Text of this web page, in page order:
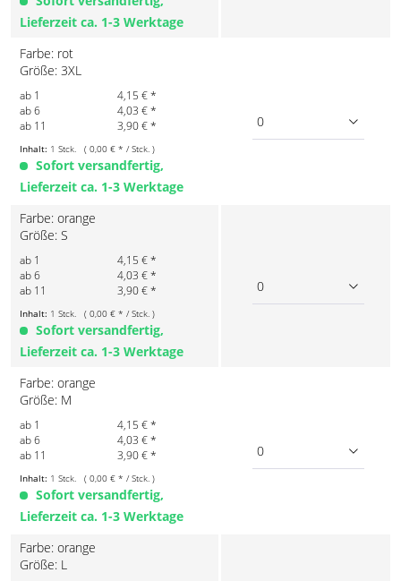
Lieferzeit ca. 1-3 Werktage
Farbe: rot
Größe: 3XL
ab 1
4,15 € *
ab 6
4,03 € *
ab 11
3,90 € *
Inhalt: 1 Stck. ( 0,00 € * / Stck. )
Sofort versandfertig,
Lieferzeit ca. 1-3 Werktage
0
Farbe: orange
Größe: S
ab 1
4,15 € *
ab 6
4,03 € *
ab 11
3,90 € *
Inhalt: 1 Stck. ( 0,00 € * / Stck. )
Sofort versandfertig,
Lieferzeit ca. 1-3 Werktage
0
Farbe: orange
Größe: M
ab 1
4,15 € *
ab 6
4,03 € *
ab 11
3,90 € *
Inhalt: 1 Stck. ( 0,00 € * / Stck. )
Sofort versandfertig,
Lieferzeit ca. 1-3 Werktage
0
Farbe: orange
Größe: L